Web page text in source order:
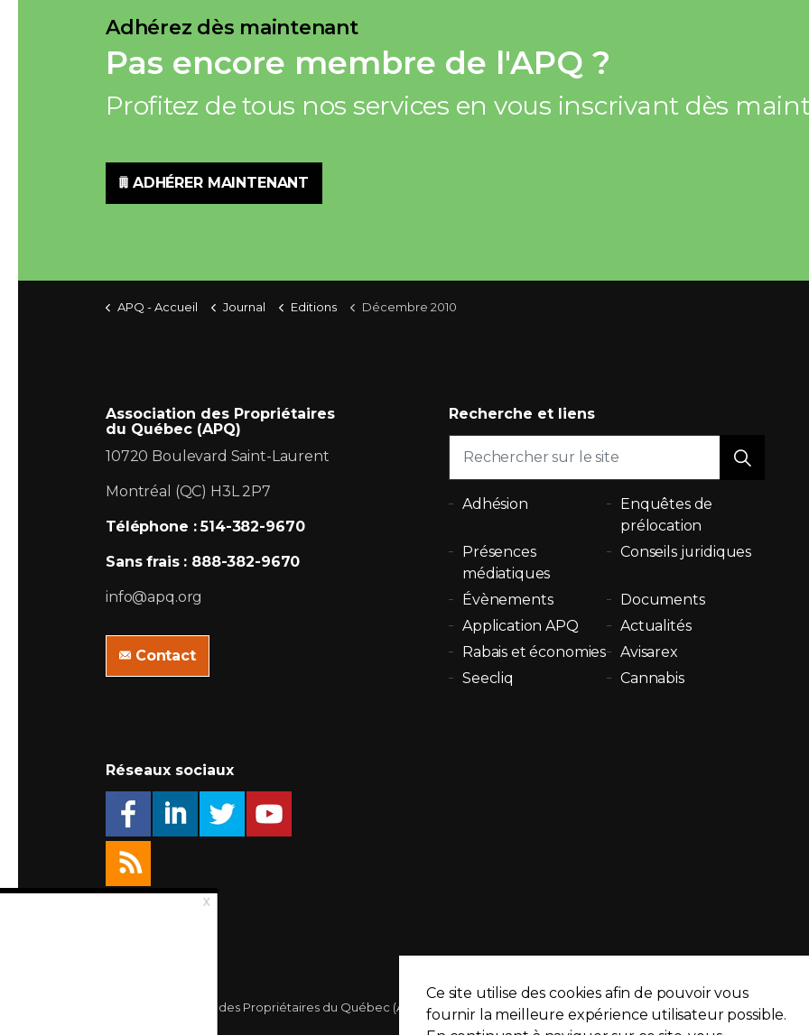
Adhérez dès maintenant
Pas encore membre de l'APQ ?
Profitez de tous nos services en vous inscrivant dès
ADHÉRER MAINTENANT
APQ - Accueil Journal Editions Décembre 2010
Association des Propriétaires
du Québec (APQ)
10720 Boulevard Saint-Laurent
Montréal (QC) H3L 2P7
Téléphone : 514-382-9670
Sans frais : 888-382-9670
info@apq.org
Contact
Recherche et liens
Adhésion
Enquêtes de
prélocation
Présences
médiatiques
Conseils juridiques
Évènements
Documents
Application APQ
Actualités
Rabais et économies
Avisarex
Seecliq
Cannabis
Réseaux sociaux
© 2026 Association des Propriétaires du Québec (APQ) Politique de confidentialité Plan du site
Ce site utilise des cookies afin de pouvoir vous
fournir la meilleure expérience utilisateur possible.